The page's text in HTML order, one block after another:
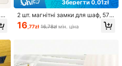
Зберегти 0,01zł
2 шт. магнітні замки для шаф, 57
мм металеві та пластикові демпф
ерні доводчики дверей, міцні маг
16 ,77zł 16,78złмін. ціна